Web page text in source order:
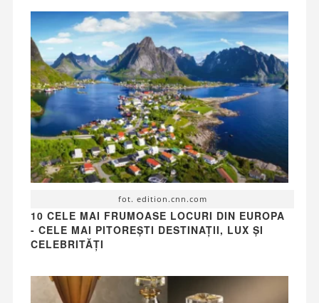
fot. edition.cnn.com
10 CELE MAI FRUMOASE LOCURI DIN EUROPA
- CELE MAI PITOREȘTI DESTINAȚII, LUX ȘI
CELEBRITĂȚI